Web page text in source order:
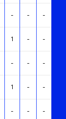
- - -
1 - -
- - -
1 - -
- - -